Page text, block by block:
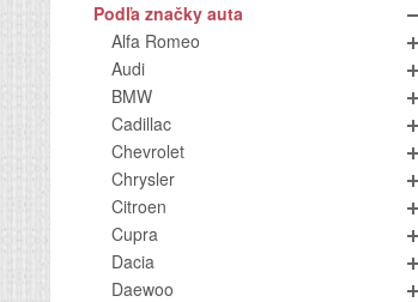
Podľa značky auta
Alfa Romeo
Audi
BMW
Cadillac
Chevrolet
Chrysler
Citroen
Cupra
Dacia
Daewoo